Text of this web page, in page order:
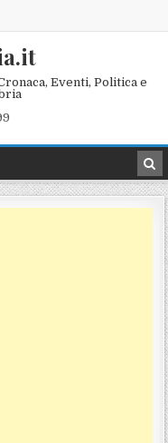
Eventi, Politica e